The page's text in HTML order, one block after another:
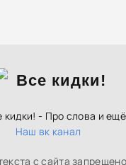
- Про слова и
Наш вк канал
с сайта